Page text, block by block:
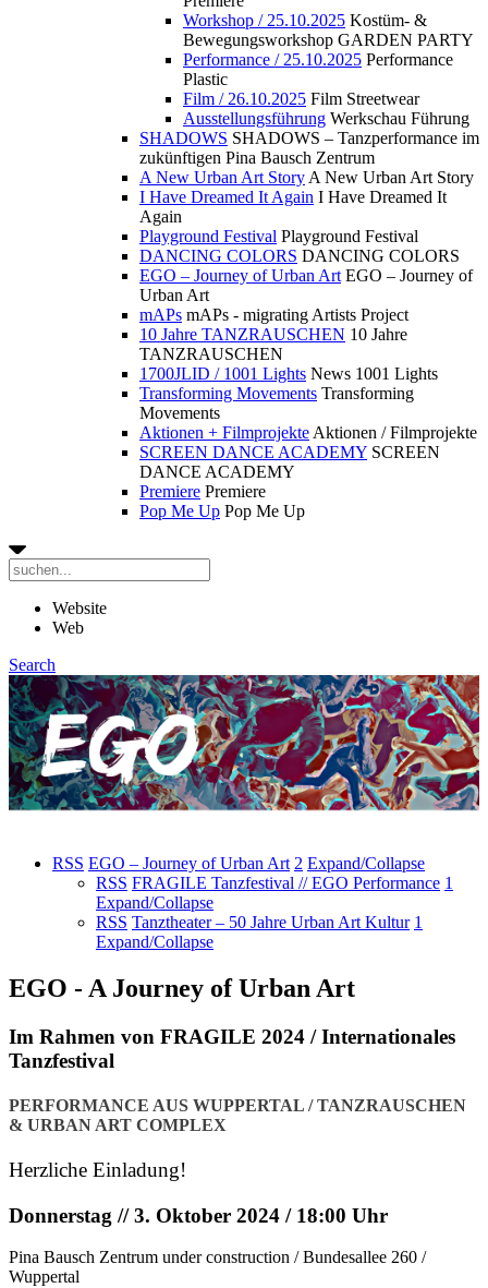
Workshop / 25.10.2025 Kostüm- &
Bewegungsworkshop GARDEN PARTY
Performance / 25.10.2025 Performance
Plastic
Film / 26.10.2025 Film Streetwear
Ausstellungsführung Werkschau Führung
SHADOWS SHADOWS – Tanzperformance im
zukünftigen Pina Bausch Zentrum
A New Urban Art Story A New Urban Art Story
I Have Dreamed It Again I Have Dreamed It
Again
Playground Festival Playground Festival
DANCING COLORS DANCING COLORS
EGO – Journey of Urban Art EGO – Journey of
Urban Art
mAPs mAPs - migrating Artists Project
10 Jahre TANZRAUSCHEN 10 Jahre
TANZRAUSCHEN
1700JLID / 1001 Lights News 1001 Lights
Transforming Movements Transforming
Movements
Aktionen + Filmprojekte Aktionen / Filmprojekte
SCREEN DANCE ACADEMY SCREEN
DANCE ACADEMY
Premiere Premiere
Pop Me Up Pop Me Up
Website
Web
Search
RSS EGO – Journey of Urban Art 2 Expand/Collapse
RSS FRAGILE Tanzfestival // EGO Performance 1
Expand/Collapse
RSS Tanztheater – 50 Jahre Urban Art Kultur 1
Expand/Collapse
EGO - A Journey of Urban Art
Im Rahmen von FRAGILE 2024 / Internationales
Tanzfestival
PERFORMANCE AUS WUPPERTAL / TANZRAUSCHEN
& URBAN ART COMPLEX
Herzliche Einladung!
Donnerstag // 3. Oktober 2024 / 18:00 Uhr
Pina Bausch Zentrum under construction / Bundesallee 260 /
Wuppertal